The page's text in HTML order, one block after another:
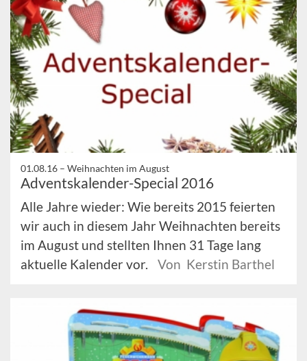
01.08.16 – Weihnachten im August
Adventskalender-Special 2016
Alle Jahre wieder: Wie bereits 2015 feierten
wir auch in diesem Jahr Weihnachten bereits
im August und stellten Ihnen 31 Tage lang
aktuelle Kalender vor.
Von Kerstin Barthel